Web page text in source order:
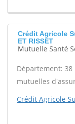
Crédit Agricole
ET RISSET
Mutuelle Santé
Département: 38
mutuelles
Crédit Agricole